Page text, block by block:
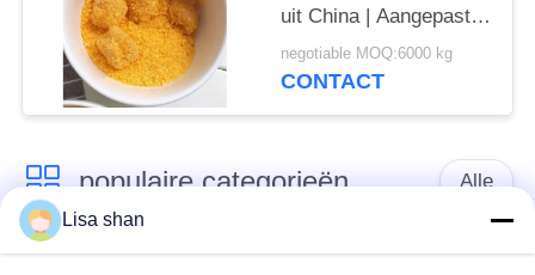
uit China | Aangepaste
formule en private label
negotiable MOQ:6000 kg
CONTACT
populaire categorieën Alle
Japanse
Lisa shan